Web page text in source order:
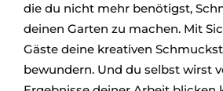
die du nicht mehr benötigst,
deinen Garten zu machen. Mit
Gäste deine kreativen
bewundern. Und du selbst wirst